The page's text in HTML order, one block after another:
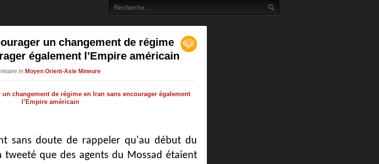
un changement de régime
également l’Empire américain
in Moyen Orient-Asie Mineure
sans doute de rappeler qu'au début du
tweeté que des agents du Mossad étaient